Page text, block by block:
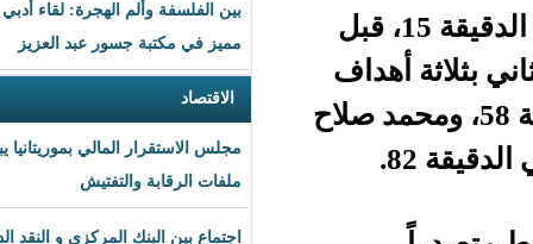
بين الفلسفة وألم الهجرة: لقاء أدبي
مميز في مكتبة جسور عبد العزيز
الاقتصاد
مجلس الاستقرار المالي بموريتانيا يبحث
ملفات الرقابة والتفتيش
اجتماع بين البنك المركزي و النقد الدولي
أولاً عبر فين سورمان في الدقيقة 15، قبل
في الدقيقة 58، ومحمد صلاح